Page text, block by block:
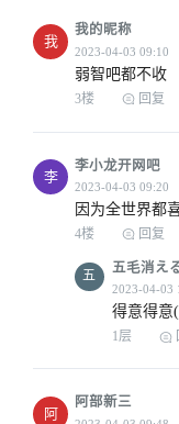
我
我的昵称
弱智吧都不收
3楼 回复
李
李小龙开网吧
因为全世界都
4楼 回复
五
五毛消え
得意得
1层
阿
阿部新三